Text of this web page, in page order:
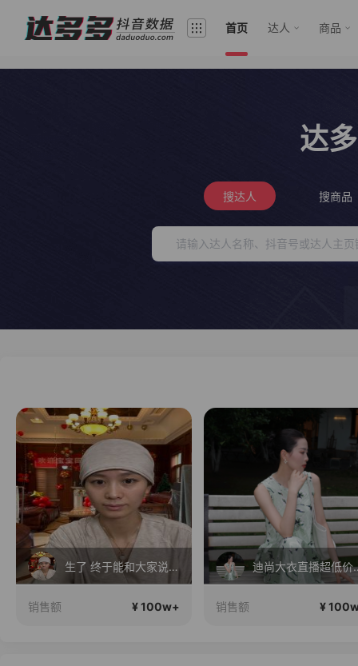
首页 达人 商品
达
搜达人 搜商品
生了 终于能和大家说说话了
销售额 ¥ 100w+
迪尚大衣
销售额 ¥